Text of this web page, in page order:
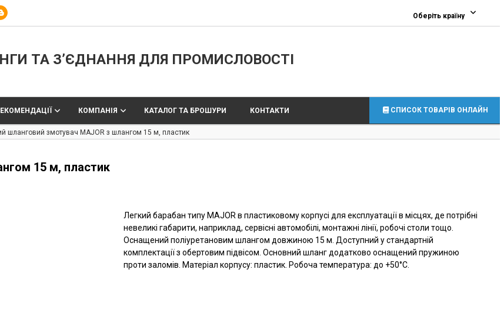
Оберіть країну
ТА З’ЄДНАННЯ ДЛЯ ПРОМИСЛОВОСТІ
КОМПАНІЯ КАТАЛОГ ТА БРОШУРИ КОНТАКТИ СПИСОК ТОВАРІВ ОНЛАЙН
шланговий змотувач MAJOR з шлангом 15 м, пластик
15 м, пластик
Легкий барабан типу MAJOR в пластиковому корпусі для експлуатації в місцях, де потрібні
невеликі габарити, наприклад, сервісні автомобілі, монтажні лінії, робочі столи тощо.
Оснащений поліуретановим шлангом довжиною 15 м. Доступний у стандартній
комплектації з обертовим підвісом. Основний шланг додатково оснащений пружиною
проти заломів. Матеріал корпусу: пластик. Робоча температура: до +50°C.